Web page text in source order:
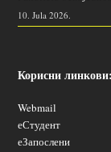
10. Jula 2026.
Корисни линкови:
Webmail
еСтудент
еЗапослени